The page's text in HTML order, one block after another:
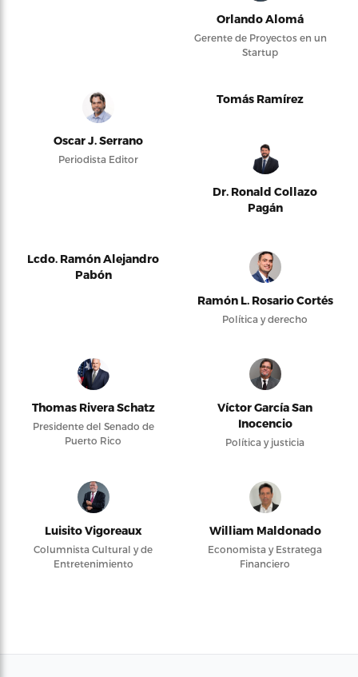
Orlando Alomá
Gerente de Proyectos en un
Startup
Oscar J. Serrano
Periodista Editor
Tomás Ramírez
Dr. Ronald Collazo
Pagán
Lcdo. Ramón Alejandro
Pabón
Ramón L. Rosario Cortés
Política y derecho
Thomas Rivera Schatz
Presidente del Senado de
Puerto Rico
Víctor García San
Inocencio
Política y justicia
Luisito Vigoreaux
Columnista Cultural y de
Entretenimiento
William Maldonado
Economista y Estratega
Financiero